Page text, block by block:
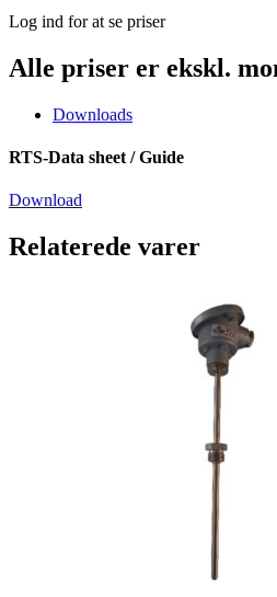
Log ind for at se priser
Alle priser er ekskl.
Downloads
RTS-Data sheet / Guide
Download
Relaterede varer